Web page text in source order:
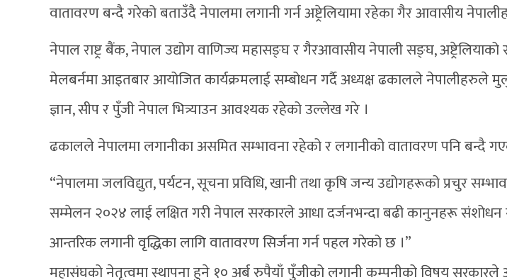
वातावरण बन्दै गरेको बताउँदै नेपालमा लगानी गर्न अष्ट्रेलियामा रहेका गैर आवासीय
नेपाल राष्ट्र बैंक, नेपाल उद्योग वाणिज्य महासङ्घ र गैरआवासीय नेपाली सङ्घ,
मेलबर्नमा आइतबार आयोजित कार्यक्रमलाई सम्बोधन गर्दै अध्यक्ष ढकालले नेपालीहरुले
ज्ञान, सीप र पुँजी नेपाल भित्र्याउन आवश्यक रहेको उल्लेख गरे ।
ढकालले नेपालमा लगानीका असमित सम्भावना रहेको र लगानीको वातावरण पनि बन्दै
“नेपालमा जलविद्युत, पर्यटन, सूचना प्रविधि, खानी तथा कृषि जन्य उद्योगहरूको प्रचुर
सम्मेलन २०२४ लाई लक्षित गरी नेपाल सरकारले आधा दर्जनभन्दा बढी कानुनहरू संशोधन
आन्तरिक लगानी वृद्धिका लागि वातावरण सिर्जना गर्न पहल गरेको छ ।”
महासंघको नेतृत्वमा स्थापना हुने १० अर्ब रुपैयाँ पुँजीको लगानी कम्पनीको विषय सरकारले